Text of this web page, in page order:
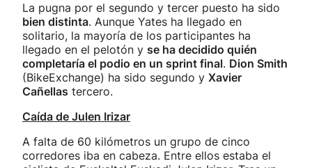
La pugna por el segundo y tercer puesto ha sido
bien distinta. Aunque Yates ha llegado en
solitario, la mayoría de los participantes ha
llegado en el pelotón y se ha decidido quién
completaría el podio en un sprint final. Dion Smith
(BikeExchange) ha sido segundo y Xavier
Cañellas tercero.
Caída de Julen Irizar
A falta de 60 kilómetros un grupo de cinco
corredores iba en cabeza. Entre ellos estaba el